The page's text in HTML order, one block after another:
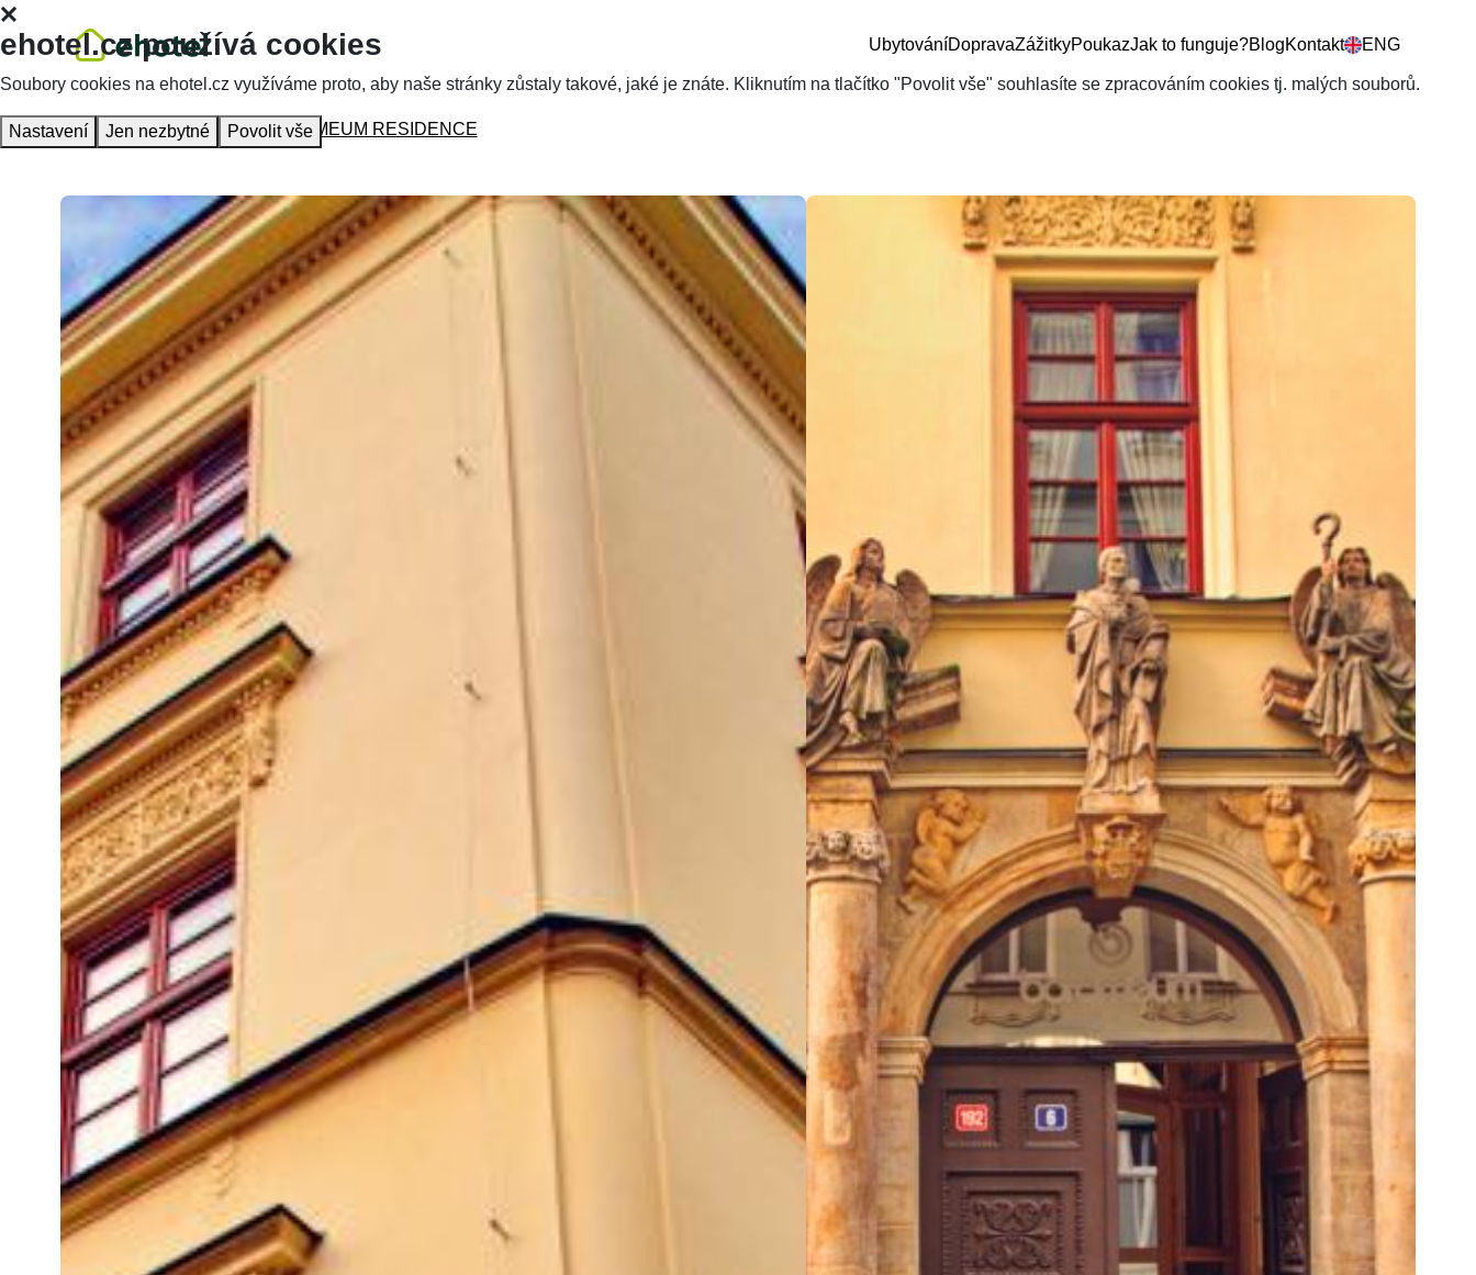
UbytováníDopravaZážitkyPoukazJak to funguje?BlogKontakt ENG
Hlavní stránka Ubytování BOROMEUM RESIDENCE
ehotel.cz používá cookies
Soubory cookies na ehotel.cz využíváme proto, aby naše stránky zůstaly takové, jaké je znáte. Kliknutím na tlačítko "Povolit vše" souhlasíte se zpracováním cookies tj. malých souborů.
Nastavení Jen nezbytné Povolit vše